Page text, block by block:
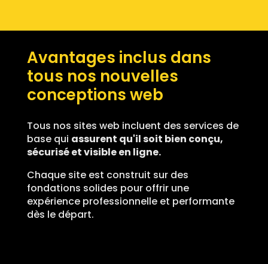
Avantages inclus dans
tous nos nouvelles
conceptions web
Tous nos sites web incluent des services de
base qui assurent qu'il soit bien conçu,
sécurisé et visible en ligne.
Chaque site est construit sur des
fondations solides pour offrir une
expérience professionnelle et performante
dès le départ.